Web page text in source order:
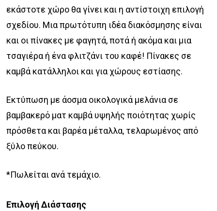
εκάστοτε χώρο θα γίνει και η αντίστοιχη επιλογή
σχεδίου. Μια πρωτότυπη ιδέα διακόσμησης είναι
και οι πίνακες με φαγητά, ποτά ή ακόμα και μια
τσαγιέρα ή ένα φλιτζάνι του καφέ! Πίνακες σε
καμβά κατάλληλοι και για χώρους εστίασης.
Εκτύπωση με άοσμα οικολογικά μελάνια σε
βαμβακερό ματ καμβά υψηλής ποιότητας χωρίς
πρόσθετα και βαρέα μέταλλα, τελαρωμένος από
ξύλο πεύκου.
*Πωλείται ανά τεμάχιο.
Επιλογή Διάστασης